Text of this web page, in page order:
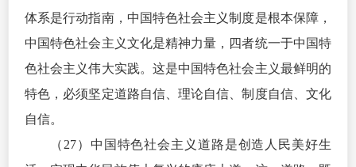
体系是行动指南，中国特色社会主义制度是根本保障，
中国特色社会主义文化是精神力量，四者统一于中国特
色社会主义伟大实践。这是中国特色社会主义最鲜明的
特色，必须坚定道路自信、理论自信、制度自信、文化
自信。
（27）中国特色社会主义道路是创造人民美好生